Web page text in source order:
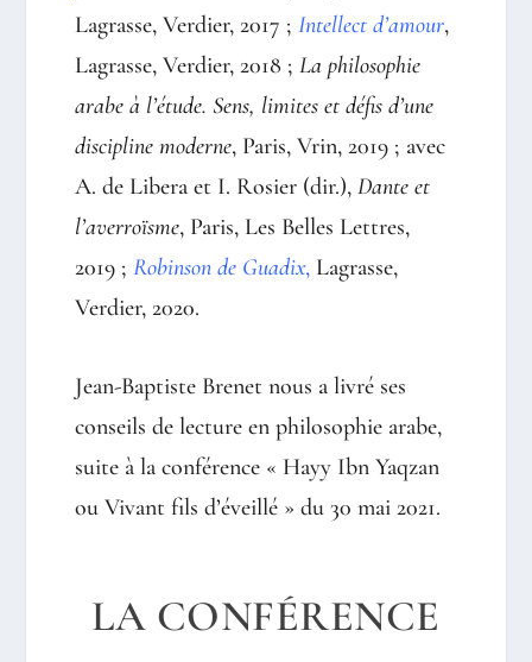
Lagrasse, Verdier, 2017 ; Intellect d’amour,
Lagrasse, Verdier, 2018 ; La philosophie
arabe à l’étude. Sens, limites et défis d’une
discipline moderne, Paris, Vrin, 2019 ; avec
A. de Libera et I. Rosier (dir.), Dante et
l’averroïsme, Paris, Les Belles Lettres,
2019 ; Robinson de Guadix,Lagrasse,
Verdier, 2020.
Jean-Baptiste Brenet nous a livré ses
conseils de lecture en philosophie arabe,
suite à la conférence « Hayy Ibn Yaqzan
ou Vivant fils d’éveillé » du 30 mai 2021.
LA CONFÉRENCE